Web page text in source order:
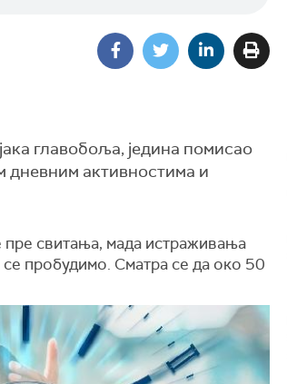
главобоља, једина помисао
дневним активностима и
свитања, мада истраживања
се пробудимо. Сматра се да око 50